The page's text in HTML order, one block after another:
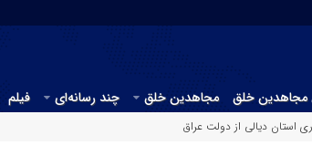
مجاهدین خلق مجاهدین خلق چند رسانه‌ای فیلم
استان دیالی از دولت عراق